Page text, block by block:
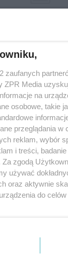
w serwisie nie
dalej
lub mechaniczny) na
formie, włącznie
zgody właściciela
w całości lub w
jest zabronione pod
zaufanych
ZPR Media
na
osobowe, takie
przeglądania w
reklam, wybór
i treści,
Za zgodą
używać
oraz aktywnie
do celów
przycisk
dolnym rogu